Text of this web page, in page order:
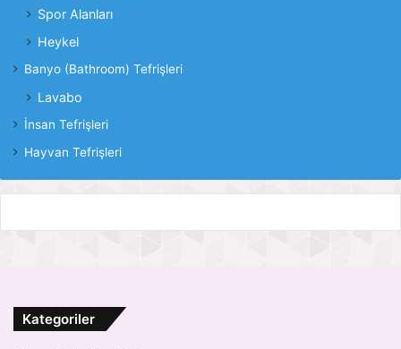
Spor Alanları
Heykel
Banyo (Bathroom) Tefrişleri
Lavabo
İnsan Tefrişleri
Hayvan Tefrişleri
Kategoriler